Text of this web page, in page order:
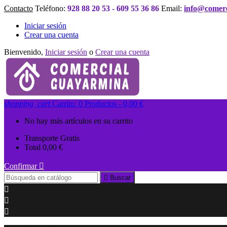
Contacto Teléfono: 928 88 20 53 - 609 55 36 86 Email:
Iniciar sesión
Crear una cuenta
Bienvenido, Iniciar sesión o Crear una cuenta
shopping_cart Carrito: 0 Productos - 0,00 €
No hay más artículos en su carrito
Transporte Gratis
Total 0,00 €
Confirmar 
 Buscar


